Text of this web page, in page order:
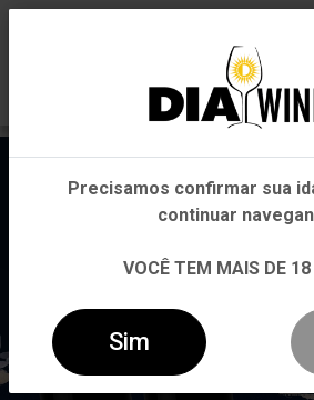
Em que Estado você está?
Pernambuco
Outros Estados
Precisamos confirmar sua
continuar
VOCÊ TEM MAIS DE
Sim